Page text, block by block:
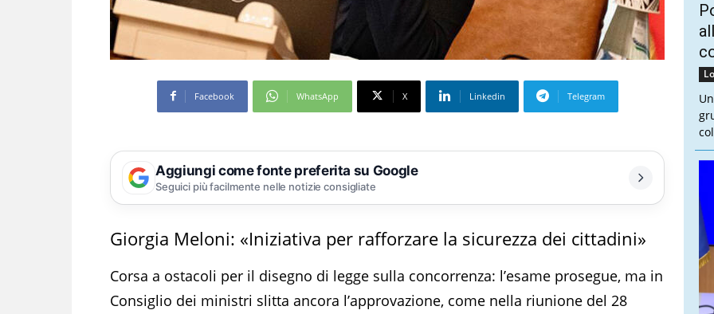
Facebook WhatsApp X Linkedin Telegram
Aggiungi come fonte preferita su Google
Seguici più facilmente nelle notizie consigliate
Giorgia Meloni: «Iniziativa per rafforzare la sicurezza dei cittadini»
Corsa a ostacoli per il disegno di legge sulla concorrenza: l’esame prosegue, ma in
Consiglio dei ministri slitta ancora l’approvazione, come nella riunione del 28